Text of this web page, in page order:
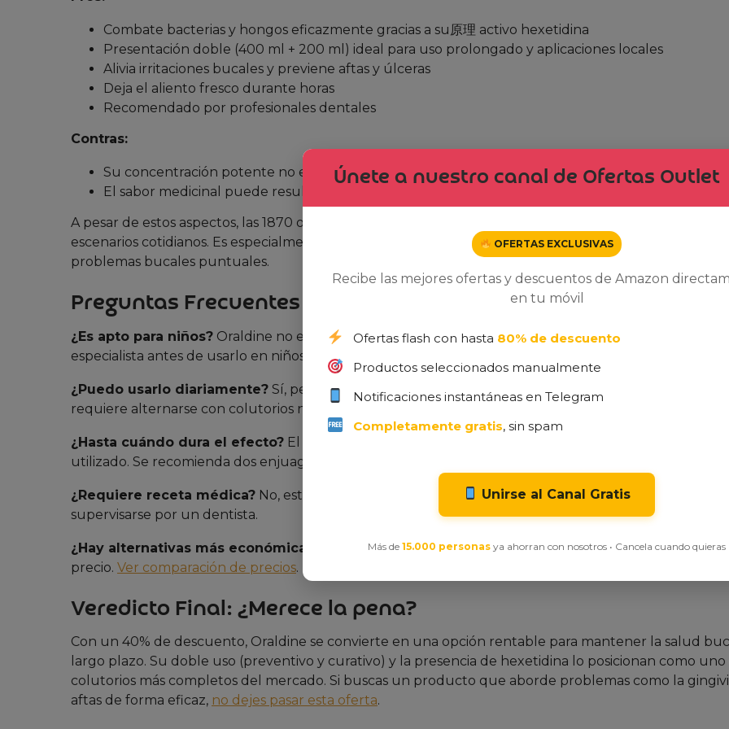
Combate bacterias y hongos eficazmente gracias a su原理 activo hexetidina
Presentación doble (400 ml + 200 ml) ideal para uso prolongado y aplicaciones locales
Alivia irritaciones bucales y previene aftas y úlceras
Deja el aliento fresco durante horas
Recomendado por profesionales dentales
Contras:
Su concentración potente no es adecuada para uso continuo por más de 7 días
El sabor medicinal puede resultar desagradable para usuarios sensibles
A pesar de estos aspectos, las 1870 opiniones con valoración 4.6/5 avalan su eficacia y versatilidad en
escenarios cotidianos. Es especialmente útil para quienes viajan o necesitan una solución rápida para
problemas bucales puntuales.
Preguntas Frecuentes
¿Es apto para niños? Oraldine no está recomendado para menores de 12 años. Siempre consulta a un
especialista antes de usarlo en niños.
¿Puedo usarlo diariamente? Sí, pero no por más de siete días consecutivos. Su fórmula concentrada
requiere alternarse con colutorios neutros para evitar efectos secundarios.
¿Hasta cuándo dura el efecto? El impacto antiséptico dura entre 8 y 12 horas, dependiendo del
utilizado. Se recomienda dos enjuagues al día.
¿Requiere receta médica? No, está disponible sin necesidad de receta. Su uso prolongado debe
supervisarse por un dentista.
¿Hay alternativas más económicas?
Sí, pero la alta concentración de hexetidina en Oraldine
precio. Ver comparación de precios.
Veredicto Final: ¿Merece la pena?
Con un 40% de descuento, Oraldine se convierte en una opción rentable para mantener la salud
largo plazo. Su doble uso (preventivo y curativo) y la presencia de hexetidina lo posicionan como uno
colutorios más completos del mercado. Si buscas un producto que aborde problemas como la
aftas de forma eficaz, no dejes pasar esta oferta.
Únete a nuestro canal de Ofertas Outlet
OFERTAS EXCLUSIVAS
Recibe las mejores ofertas y descuentos de Amazon
en tu móvil
Ofertas flash con hasta 80% de descuento
Productos seleccionados manualmente
Notificaciones instantáneas en Telegram
Completamente gratis, sin spam
Unirse al Canal Gratis
Más de 15.000 personas ya ahorran con nosotros • Cancela cuando quieras